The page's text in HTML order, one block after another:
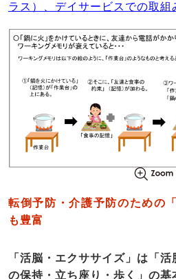
ラス）、デイサービスでの取組
転倒予防・介護予防のための
も豊富
「活脳・エクササイズ」は「
の保持・立ち座り・歩く」の